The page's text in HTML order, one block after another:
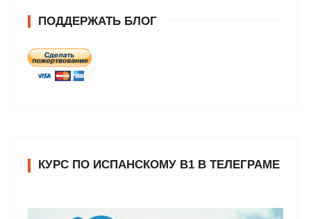
ПОДДЕРЖАТЬ БЛОГ
КУРС ПО ИСПАНСКОМУ В1 В ТЕЛЕГРАМЕ